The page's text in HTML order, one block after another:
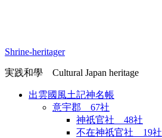
Shrine-heritager
実践和學 Cultural Japan heritage
出雲國風土記神名帳
意宇郡 67社
神祇官社 48社
不在神祇官社 19社